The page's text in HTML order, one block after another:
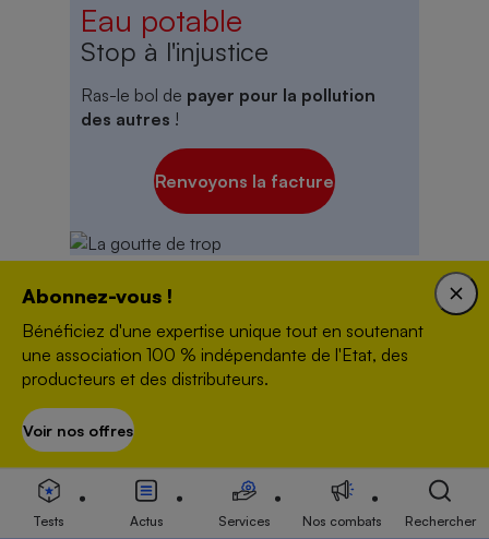
Eau potable
Stop à l'injustice
Ras-le bol de payer pour la pollution
des autres !
Renvoyons la facture
Newsletter
Recevez gratuitement notre newsletter
hebdomadaire ! Actus, tests, enquêtes réalisés
par des experts.
Adresse mail
Abonnez-vous !
Bénéficiez d'une expertise unique tout en soutenant
une association 100 % indépendante de l'Etat, des
producteurs et des distributeurs.
Voir nos offres
Tests Actus Services Nos combats Rechercher